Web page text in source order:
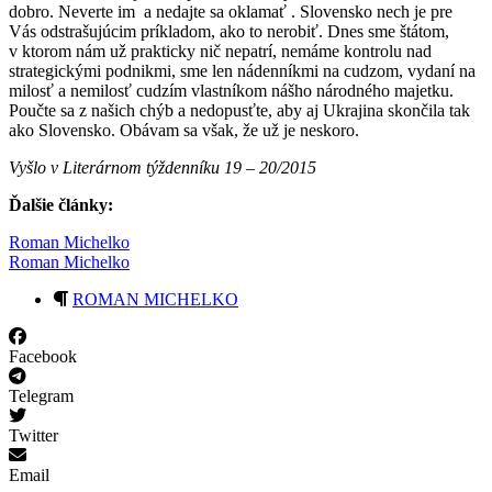
dobro. Neverte im a nedajte sa oklamať . Slovensko nech je pre
Vás odstrašujúcim príkladom, ako to nerobiť. Dnes sme štátom,
v ktorom nám už prakticky nič nepatrí, nemáme kontrolu nad
strategickými podnikmi, sme len nádenníkmi na cudzom, vydaní na
milosť a nemilosť cudzím vlastníkom nášho národného majetku.
Poučte sa z našich chýb a nedopusťte, aby aj Ukrajina skončila tak
ako Slovensko. Obávam sa však, že už je neskoro.
Vyšlo v Literárnom týždenníku 19 – 20/2015
Ďalšie články:
Roman Michelko
Roman Michelko
ROMAN MICHELKO
Facebook
Telegram
Twitter
Email